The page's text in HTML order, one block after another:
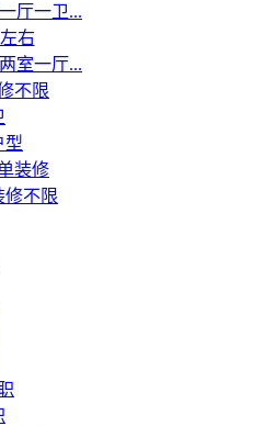
厅一卫...
右
室一厅...
不限
型
装修
修不限